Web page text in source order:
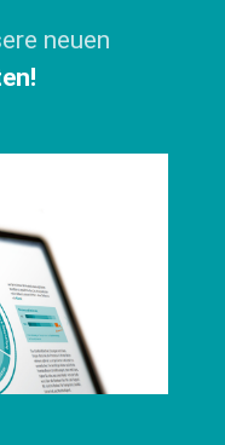
neuen